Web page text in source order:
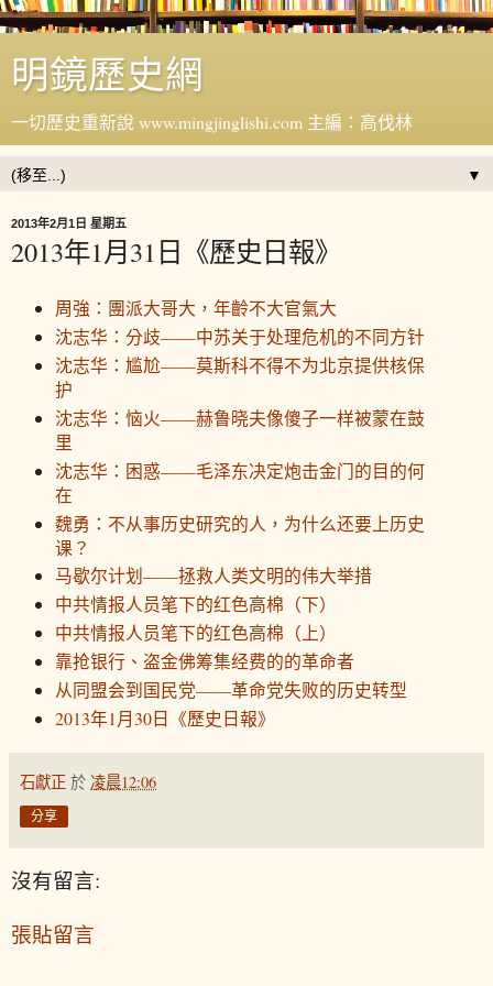
明鏡歷史網
一切歷史重新說 www.mingjinglishi.com 主編：高伐林
▼
2013年2月1日 星期五
2013年1月31日《歷史日報》
周強：團派大哥大，年齡不大官氣大
沈志华：分歧——中苏关于处理危机的不同方针
沈志华：尴尬——莫斯科不得不为北京提供核保
护
沈志华：恼火——赫鲁晓夫像傻子一样被蒙在鼓
里
沈志华：困惑——毛泽东决定炮击金门的目的何
在
魏勇：不从事历史研究的人，为什么还要上历史
课？
马歇尔计划——拯救人类文明的伟大举措
中共情报人员笔下的红色高棉（下）
中共情报人员笔下的红色高棉（上）
靠抢银行、盗金佛筹集经费的的革命者
从同盟会到国民党——革命党失败的历史转型
2013年1月30日《歷史日報》
石獻正 於 凌晨12:06
分享
沒有留言:
張貼留言